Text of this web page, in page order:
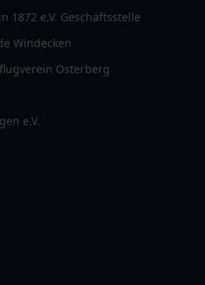
1872 e.V. Geschäftsstelle
Windecken
Osterberg
e.V.